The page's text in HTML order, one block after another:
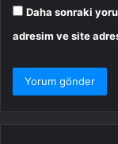
Daha sonraki
adresim ve site